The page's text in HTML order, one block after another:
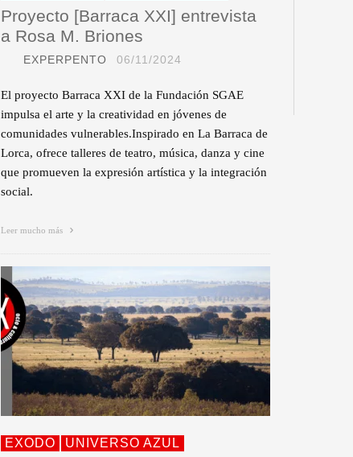
Proyecto [Barraca XXI] entrevista
a Rosa M. Briones
EXPERPENTO 06/11/2024
El proyecto Barraca XXI de la Fundación SGAE
impulsa el arte y la creatividad en jóvenes de
comunidades vulnerables.Inspirado en La Barraca de
Lorca, ofrece talleres de teatro, música, danza y cine
que promueven la expresión artística y la integración
social.
Leer mucho más
EXODO UNIVERSO AZUL